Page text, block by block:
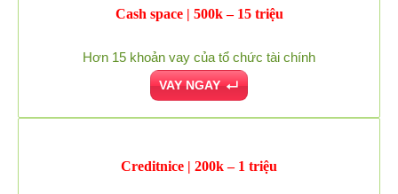
Cash space | 500k – 15 triệu
Hơn 15 khoản vay của tổ chức tài chính
VAY NGAY
Creditnice | 200k – 1 triệu